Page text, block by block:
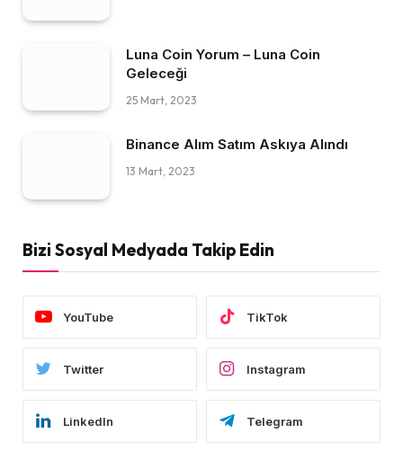
Luna Coin Yorum – Luna Coin
Geleceği
25 Mart, 2023
Binance Alım Satım Askıya Alındı
13 Mart, 2023
Bizi Sosyal Medyada Takip Edin
YouTube TikTok
Twitter Instagram
LinkedIn Telegram